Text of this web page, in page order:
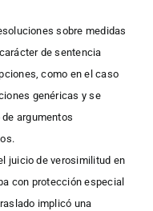
sobre medidas
de sentencia
como en el caso
genéricas y se
argumentos
juicio de verosimilitud en
con protección especial
implicó una